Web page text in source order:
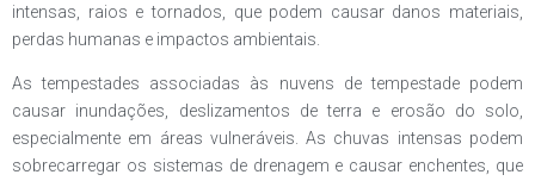
intensas, raios e tornados, que podem causar danos materiais,
perdas humanas e impactos ambientais.
As tempestades associadas às nuvens de tempestade podem
causar inundações, deslizamentos de terra e erosão do solo,
especialmente em áreas vulneráveis. As chuvas intensas podem
sobrecarregar os sistemas de drenagem e causar enchentes, que